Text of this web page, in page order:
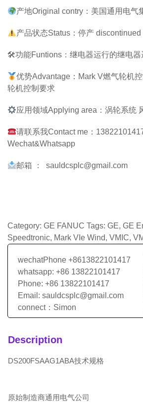
产地Original contry：美国通用电气
产品状态Status：停产 discontinued
🛠功能Funtions：继电器运行的继电器
优势Advantage：Mark V燃气轮机
轮机控制要求
应用领域Applying area：涡轮系统
请联系我Contact me：
Wechat&Whatsapp
邮箱 ： sauldcsplc@gmail.com
Category: GE FANUC Tags: GE, GE
Speedtronic, Mark VIe Wind, VMIC,
wechatPhone +8613822101417
whatsapp: +86 13822101417
Phone: +86 13822101417
Email: sauldcsplc@gmail.com
connect：Simon
Description
DS200FSAAG1ABA技术规格
原始制造商通用电气公司